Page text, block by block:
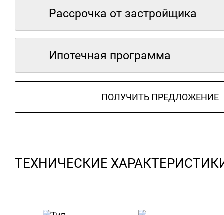
Рассрочка от застройщика
Ипотечная программа
ПОЛУЧИТЬ ПРЕДЛОЖЕНИЕ
ТЕХНИЧЕСКИЕ